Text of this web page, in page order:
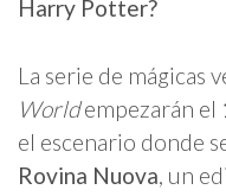
Harry Potter?
La serie de mágicas
Worldempezarán el
el escenario donde
Rovina Nuova, un